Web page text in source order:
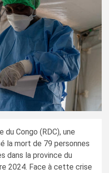
du Congo (RDC), une
la mort de 79 personnes
dans la province du
2024. Face à cette crise